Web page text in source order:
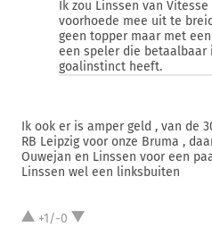
Ik zou Linssen van
voorhoede mee uit te
geen topper maar met
een speler die betaalbaar
goalinstinct heeft.
Ik ook er is amper geld , van de
RB Leipzig voor onze Bruma ,
Ouwejan en Linssen voor een
Linssen wel een linksbuiten
+1/-0